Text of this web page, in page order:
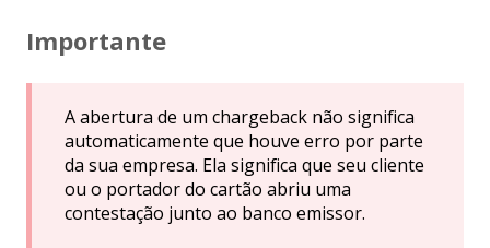
Importante
A abertura de um chargeback não significa
automaticamente que houve erro por parte
da sua empresa. Ela significa que seu cliente
ou o portador do cartão abriu uma
contestação junto ao banco emissor.